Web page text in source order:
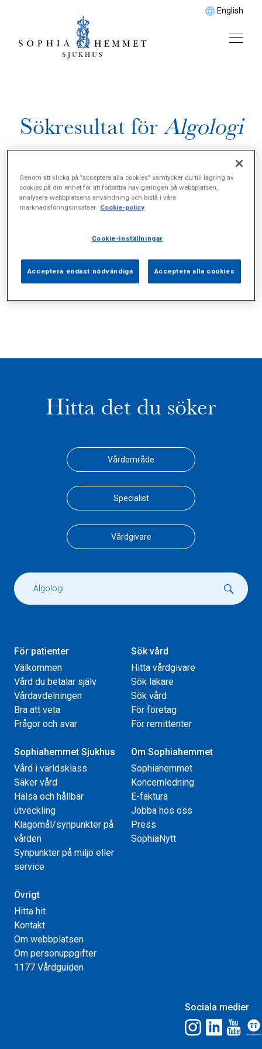
English
Sökresultat för Algologi
Vårdgivare (0)
Hitta det du söker
Vårdområde
Specialist
Vårdgivare
För patienter
Välkommen
Vård du betalar själv
Vårdavdelningen
Bra att veta
Frågor och svar
Sök vård
Hitta vårdgivare
Sök läkare
Sök vård
För företag
För remittenter
Sophiahemmet Sjukhus
Vård i världsklass
Säker vård
Hälsa och hållbar
utveckling
Klagomål/synpunkter på
vården
Synpunkter på miljö eller
service
Om Sophiahemmet
Sophiahemmet
Koncernledning
E-faktura
Jobba hos oss
Press
SophiaNytt
Övrigt
Hitta hit
Kontakt
Om webbplatsen
Om personuppgifter
1177 Vårdguiden
Sociala medier
Genom att klicka på "acceptera alla cookies" samtycker du till lagring av
cookies på din enhet för att förbättra navigeringen på webbplatsen,
analysera webbplatsens användning och bistå i våra
marknadsföringsinsatser. Cookie-policy
Cookie-inställningar
Acceptera endast nödvändiga Acceptera alla cookies